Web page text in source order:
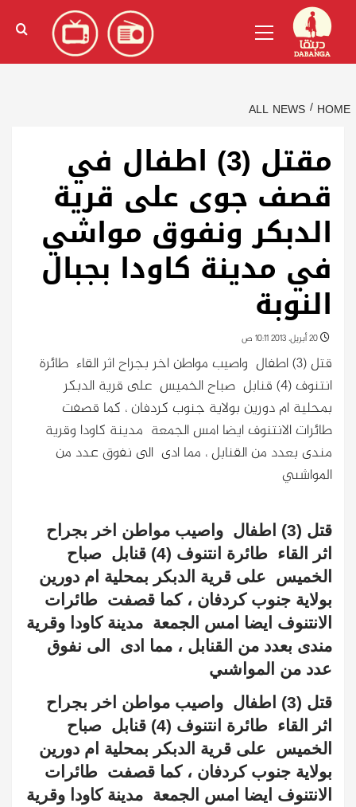
content
الإنجليزية)
Menu
HOME
ALL NEWS
مقتل (3) اطفال في
قصف جوى على قرية
الدبكر ونفوق مواشي
في مدينة كاودا بجبال
النوبة
قتل (3) اطفال واصيب مواطن اخر بجراح اثر القاء طائرة
انتنوف (4) قنابل صباح الخميس على قرية الدبكر
بمحلية ام دورين بولاية جنوب كردفان ، كما قصفت
طائرات الانتنوف ايضا امس الجمعة مدينة كاودا وقرية
مندى بعدد من القنابل ، مما ادى الى نفوق عدد من
المواشىي
قتل (3) اطفال
واصيب مواطن اخر بجراح
اثر القاء طائرة انتنوف (4) قنابل
صباح
الخميس على قرية الدبكر بمحلية ام دورين
بولاية جنوب كردفان ، كما قصفت طائرات
الانتنوف ايضا امس الجمعة مدينة كاودا وقرية
مندى بعدد من القنابل ، مما ادى
الى نفوق
عدد من المواشىي
قتل (3) اطفال
واصيب مواطن اخر بجراح
اثر القاء طائرة انتنوف (4) قنابل
صباح
الخميس على قرية الدبكر بمحلية ام دورين
بولاية جنوب كردفان ، كما قصفت طائرات
الانتنوف ايضا امس الجمعة مدينة كاودا وقرية